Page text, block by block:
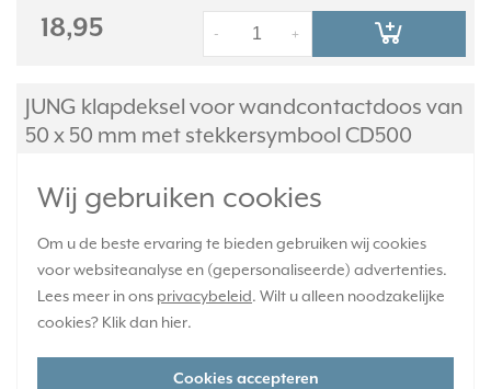
Wij gebruiken cookies
Om u de beste ervaring te bieden gebruiken wij cookies
voor websiteanalyse en (gepersonaliseerde) advertenties.
Lees meer in ons privacybeleid. Wilt u alleen noodzakelijke
cookies? Klik dan hier.
Cookies accepteren
18,95 +
-
JUNG klapdeksel voor wandcontactdoos van
50 x 50 mm met stekkersymbool CD500